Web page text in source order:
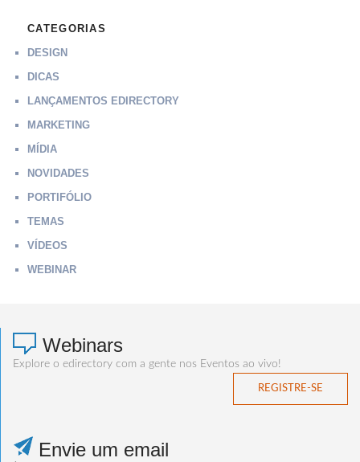
CATEGORIAS
DESIGN
DICAS
LANÇAMENTOS EDIRECTORY
MARKETING
MÍDIA
NOVIDADES
PORTIFÓLIO
TEMAS
VÍDEOS
WEBINAR
Webinars
Explore o edirectory com a gente nos Eventos ao vivo!
REGISTRE-SE
Envie um email